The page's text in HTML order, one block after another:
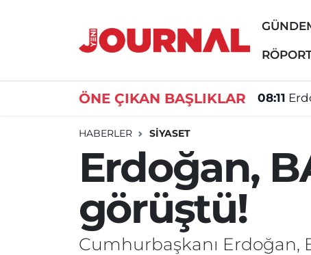
ÖNE ÇIKAN BAŞLIKLAR 08:11
HABERLER SİYASET
Erdoğan,
görüştü!
Cumhurbaşkanı Erdoğan,
GÜNDEM
DÜNYA
ÖZEL HABER
Nöbetçi Eczaneler
Süper Lig Puan Durumu ve Fikstür
Tüm Manşetler
Son Dakika Haberleri